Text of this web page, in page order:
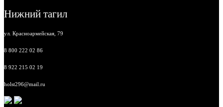
Нижний тагил
ул. Красноармейская, 79
8 800 222 02 86
8 922 215 02 19
holst296@mail.ru